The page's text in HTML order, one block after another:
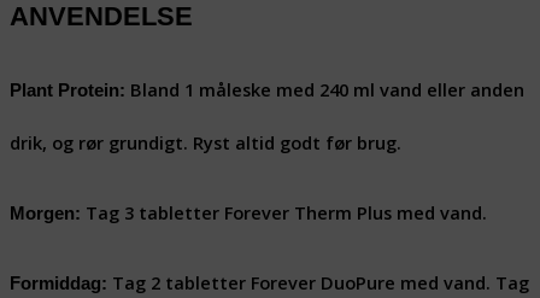
ANVENDELSE
Plant Protein: Bland 1 måleske med 240 ml vand eller anden
drik, og rør grundigt. Ryst altid godt før brug.
Morgen: Tag 3 tabletter Forever Therm Plus med vand.
Formiddag: Tag 2 tabletter Forever DuoPure med vand. Tag